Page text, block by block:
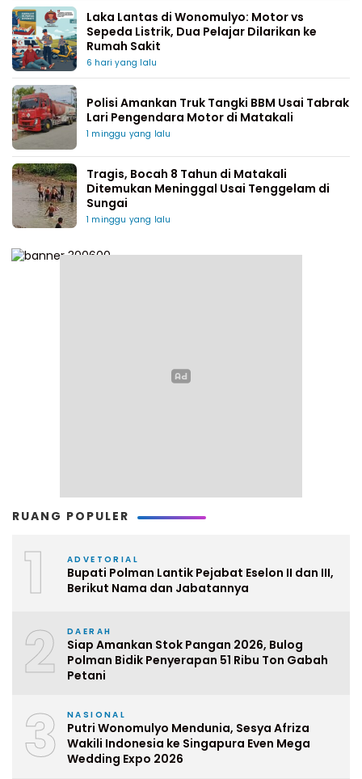
Laka Lantas di Wonomulyo: Motor vs
Sepeda Listrik, Dua Pelajar Dilarikan ke
Rumah Sakit
6 hari yang lalu
Polisi Amankan Truk Tangki BBM Usai Tabrak
Lari Pengendara Motor di Matakali
1 minggu yang lalu
Tragis, Bocah 8 Tahun di Matakali
Ditemukan Meninggal Usai Tenggelam di
Sungai
1 minggu yang lalu
RUANG POPULER
1 ADVETORIAL
Bupati Polman Lantik Pejabat Eselon II dan III,
Berikut Nama dan Jabatannya
2 DAERAH
Siap Amankan Stok Pangan 2026, Bulog
Polman Bidik Penyerapan 51 Ribu Ton Gabah
Petani
3 NASIONAL
Putri Wonomulyo Mendunia, Sesya Afriza
Wakili Indonesia ke Singapura Even Mega
Wedding Expo 2026